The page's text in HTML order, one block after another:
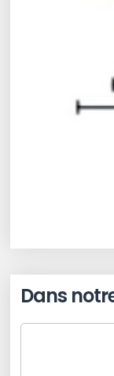
Dans